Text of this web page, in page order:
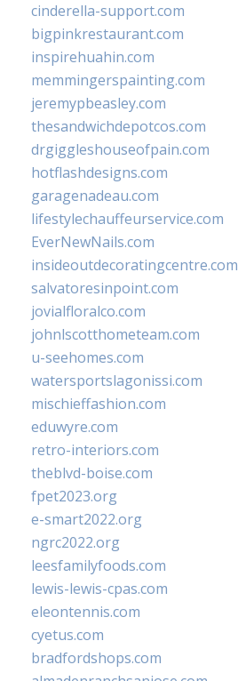
cinderella-support.com
bigpinkrestaurant.com
inspirehuahin.com
memmingerspainting.com
jeremypbeasley.com
thesandwichdepotcos.com
drgiggleshouseofpain.com
hotflashdesigns.com
garagenadeau.com
lifestylechauffeurservice.com
EverNewNails.com
insideoutdecoratingcentre.com
salvatoresinpoint.com
jovialfloralco.com
johnlscotthometeam.com
u-seehomes.com
watersportslagonissi.com
mischieffashion.com
eduwyre.com
retro-interiors.com
theblvd-boise.com
fpet2023.org
e-smart2022.org
ngrc2022.org
leesfamilyfoods.com
lewis-lewis-cpas.com
eleontennis.com
cyetus.com
bradfordshops.com